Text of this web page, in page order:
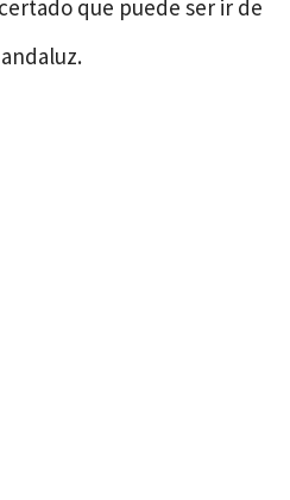
que puede ser ir de